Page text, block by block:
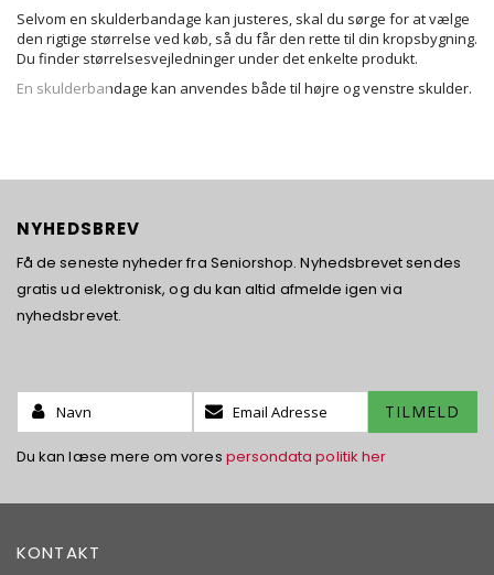
Selvom en skulderbandage kan justeres, skal du sørge for at vælge
den rigtige størrelse ved køb, så du får den rette til din kropsbygning.
Du finder størrelsesvejledninger under det enkelte produkt.
En skulderbandage kan anvendes både til højre og venstre skulder.
NYHEDSBREV
Få de seneste nyheder fra Seniorshop. Nyhedsbrevet sendes
gratis ud elektronisk, og du kan altid afmelde igen via
nyhedsbrevet.
Name:
Tilmeld
dig
vores
TILMELD
Du kan læse mere om vores persondata politik her
KONTAKT